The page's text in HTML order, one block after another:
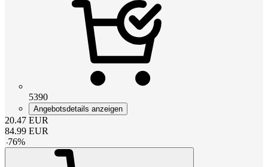
5390
Angebotsdetails anzeigen
20.47 EUR
84.99 EUR
-76%